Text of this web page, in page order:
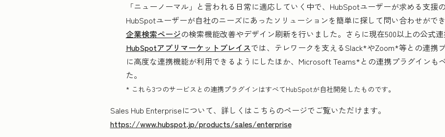
「ニューノーマル」と言われる日常に適応していく中で、HubSpotユーザーが求める支援
HubSpotユーザーが自社のニーズにあったソリューションを簡単に探して問い合わせができ
企業検索ページの検索機能改善やデザイン刷新を行いました。さらに現在500以上の公式
HubSpotアプリマーケットプレイスでは、テレワークを支えるSlack*やZoom*等との連携
に高度な連携機能が利用できるようにしたほか、Microsoft Teams*との連携プラグインも
た。
* これら3つのサービスとの連携プラグインはすべてHubSpotが自社開発したものです。
Sales Hub Enterpriseについて、詳しくはこちらのページでご覧いただけます。
https://www.hubspot.jp/products/sales/enterprise